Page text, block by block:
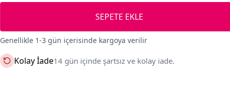
SEPETE EKLE
Genellikle 1-3 gün içerisinde kargoya verilir
Kolay İade14 gün içinde şartsız ve kolay iade.